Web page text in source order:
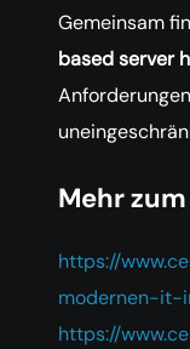
Gemeinsam
based server
Mehr
https://
modernen-it-
https://